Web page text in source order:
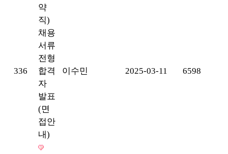
336
약
직)
채용
서류
전형
합격
자
발표
(면
접안
내)
이수민 2025-03-11 6598